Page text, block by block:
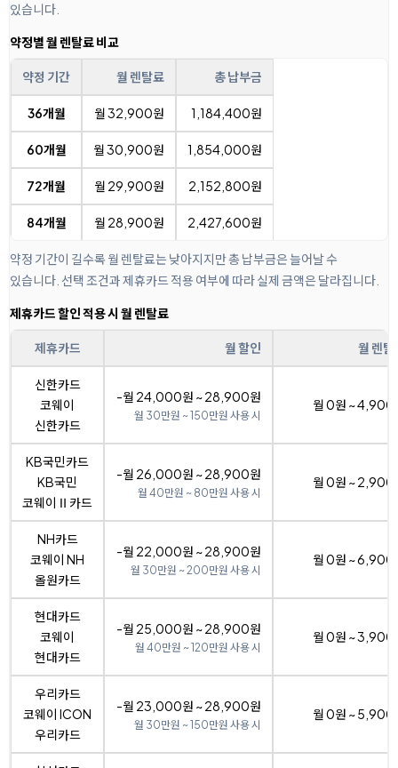
있습니다.
약정별 월 렌탈료 비교
약정 기간 월 렌탈료 총 납부금
36개월 월 32,900원 1,184,400원
60개월 월 30,900원 1,854,000원
72개월 월 29,900원 2,152,800원
84개월 월 28,900원 2,427,600원
약정 기간이 길수록 월 렌탈료는 낮아지지만 총 납부금은 늘어날 수
있습니다. 선택 조건과 제휴카드 적용 여부에 따라 실제 금액은 달라집니다.
제휴카드 할인 적용 시 월 렌탈료
제휴카드 월 할인 월 렌탈
신한카드
코웨이
신한카드
-월 24,000원 ~ 28,900원
월 30만원 ~ 150만원 사용 시
월 0원 ~ 4,900
KB국민카드
KB국민
코웨이Ⅱ카드
-월 26,000원 ~ 28,900원
월 40만원 ~ 80만원 사용 시
월 0원 ~ 2,900
NH카드
코웨이 NH
올원카드
-월 22,000원 ~ 28,900원
월 30만원 ~ 200만원 사용 시
월 0원 ~ 6,900
현대카드
코웨이
현대카드
-월 25,000원 ~ 28,900원
월 40만원 ~ 120만원 사용 시
월 0원 ~ 3,900
우리카드
코웨이 ICON
우리카드
-월 23,000원 ~ 28,900원
월 30만원 ~ 150만원 사용 시
월 0원 ~ 5,900